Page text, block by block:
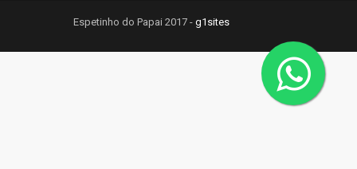
Espetinho do Papai 2017 - g1sites